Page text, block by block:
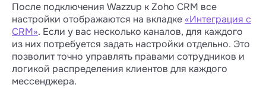
После подключения Wazzup к Zoho CRM все
настройки отображаются на вкладке«Интеграция с
CRM». Если у вас несколько каналов, для каждого
из них потребуется задать настройки отдельно. Это
позволит точно управлять правами сотрудников и
логикой распределения клиентов для каждого
мессенджера.